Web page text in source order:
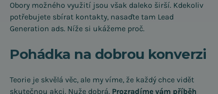
Obory možného využití jsou však daleko širší. Kdekoliv
potřebujete sbírat kontakty, nasaďte tam Lead
Generation ads. Níže si ukážeme proč.
Pohádka na dobrou konverzi
Teorie je skvělá věc, ale my víme, že každý chce vidět
skutečnou akci. Nuže dobrá. Prozradíme vám příběh